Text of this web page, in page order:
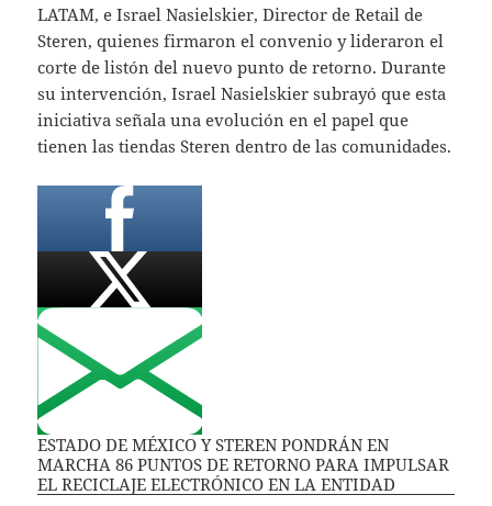
LATAM, e Israel Nasielskier, Director de Retail de
Steren, quienes firmaron el convenio y lideraron el
corte de listón del nuevo punto de retorno. Durante
su intervención, Israel Nasielskier subrayó que esta
iniciativa señala una evolución en el papel que
tienen las tiendas Steren dentro de las comunidades.
ESTADO DE MÉXICO Y STEREN PONDRÁN EN
MARCHA 86 PUNTOS DE RETORNO PARA IMPULSAR
EL RECICLAJE ELECTRÓNICO EN LA ENTIDAD